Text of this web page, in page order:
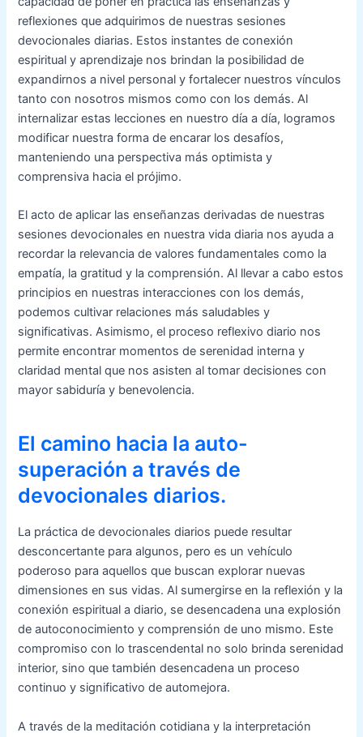
reflexiones que adquirimos de nuestras sesiones
devocionales diarias. Estos instantes de conexión
espiritual y aprendizaje nos brindan la posibilidad de
expandirnos a nivel personal y fortalecer nuestros vínculos
tanto con nosotros mismos como con los demás. Al
internalizar estas lecciones en nuestro día a día, logramos
modificar nuestra forma de encarar los desafíos,
manteniendo una perspectiva más optimista y
comprensiva hacia el prójimo.
El acto de aplicar las enseñanzas derivadas de nuestras
sesiones devocionales en nuestra vida diaria nos ayuda a
recordar la relevancia de valores fundamentales como la
empatía, la gratitud y la comprensión. Al llevar a cabo estos
principios en nuestras interacciones con los demás,
podemos cultivar relaciones más saludables y
significativas. Asimismo, el proceso reflexivo diario nos
permite encontrar momentos de serenidad interna y
claridad mental que nos asisten al tomar decisiones con
mayor sabiduría y benevolencia.
El camino hacia la auto-
superación a través de
devocionales diarios.
La práctica de devocionales diarios puede resultar
desconcertante para algunos, pero es un vehículo
poderoso para aquellos que buscan explorar nuevas
dimensiones en sus vidas. Al sumergirse en la reflexión y la
conexión espiritual a diario, se desencadena una explosión
de autoconocimiento y comprensión de uno mismo. Este
compromiso con lo trascendental no solo brinda serenidad
interior, sino que también desencadena un proceso
continuo y significativo de automejora.
A través de la meditación cotidiana y la interpretación